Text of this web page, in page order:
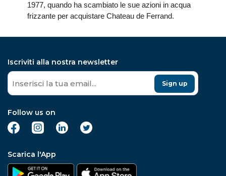
1977, quando ha scambiato le sue azioni in acqua
frizzante per acquistare Chateau de Ferrand.
Iscriviti alla nostra newsletter
Sign up
Follow us on
Scarica l'App